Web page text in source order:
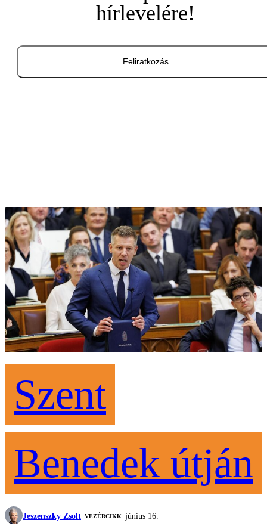
hírlevelére!
Feliratkozás
Szent
Benedek útján
Jeszenszky Zsolt VEZÉRCIKK június 16.